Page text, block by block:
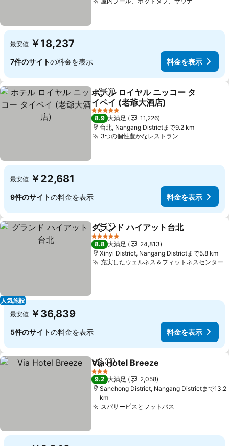
最安値 ￥18,237
7件のサイトの料金を表示 料金を表示
シェアお気に入りに追加
ホテル ロイヤル ニッコー タ
イペイ (老爺大酒店)
料金を表示
5 ホテルのランク
8.9 大満足
11,226
台北, Nangang Districtまで9.2 km
3つの個性豊かなレストラン
最安値 ￥22,681
9件のサイトの料金を表示 料金を表示
人気施設
シェアお気に入りに追加
グランド ハイアット台北
5 ホテルのランク
8.8 大満足
24,813
Xinyi District, Nangang Districtまで5.8 km
充実したウェルネス＆フィットネスセンター
最安値 ￥36,839
5件のサイトの料金を表示 料金を表示
シェアお気に入りに追加
Via Hotel Breeze
3 ホテルのランク
9.2 大満足
2,058
Sanchong District, Nangang Districtまで13.2
km
スパサービスとフットバス